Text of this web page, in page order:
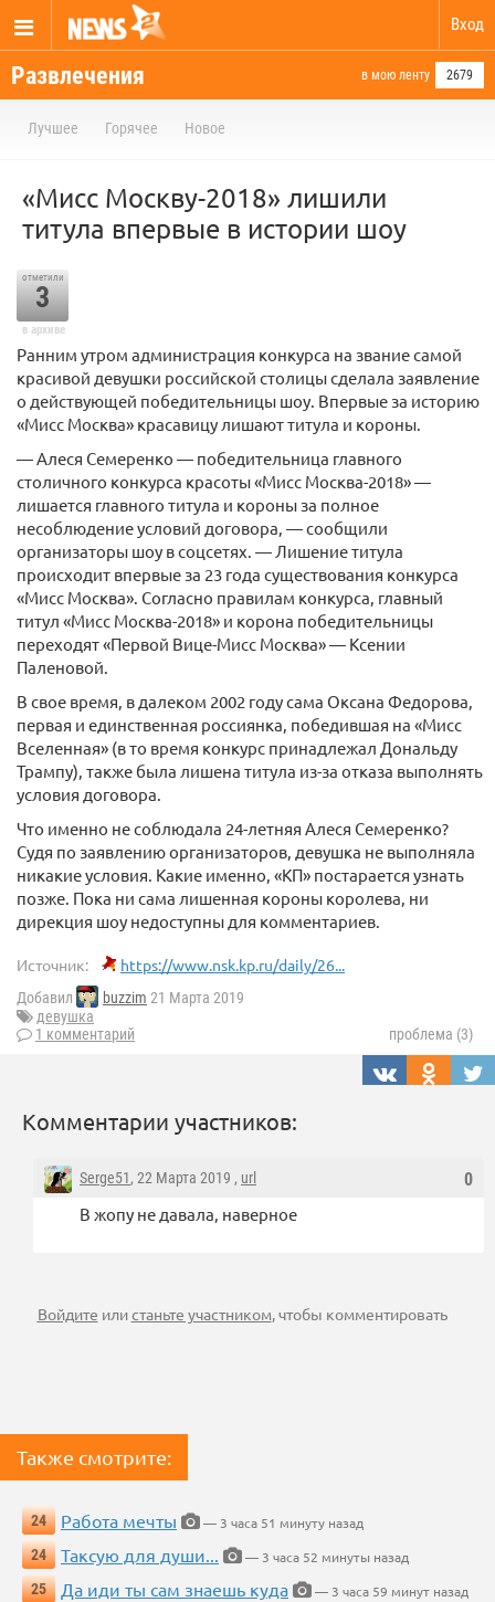
Вход
Развлечения в мою ленту 2679
Лучшее Горячее Новое
«Мисс Москву-2018» лишили
титула впервые в истории шоу
отметили
3
в архиве
Ранним утром администрация конкурса на звание самой
красивой девушки российской столицы сделала заявление
о действующей победительницы шоу. Впервые за историю
«Мисс Москва» красавицу лишают титула и короны.
— Алеся Семеренко — победительница главного
столичного конкурса красоты «Мисс Москва-2018» —
лишается главного титула и короны за полное
несоблюдение условий договора, — сообщили
организаторы шоу в соцсетях. — Лишение титула
происходит впервые за 23 года существования конкурса
«Мисс Москва». Согласно правилам конкурса, главный
титул «Мисс Москва-2018» и корона победительницы
переходят «Первой Вице-Мисс Москва» — Ксении
Паленовой.
В свое время, в далеком 2002 году сама Оксана Федорова,
первая и единственная россиянка, победившая на «Мисс
Вселенная» (в то время конкурс принадлежал Дональду
Трампу), также была лишена титула из-за отказа выполнять
условия договора.
Что именно не соблюдала 24-летняя Алеся Семеренко?
Судя по заявлению организаторов, девушка не выполняла
никакие условия. Какие именно, «КП» постарается узнать
позже. Пока ни сама лишенная короны королева, ни
дирекция шоу недоступны для комментариев.
Источник: https://www.nsk.kp.ru/daily/26...
Добавил buzzim 21 Марта 2019
девушка
1 комментарий
проблема (3)
Комментарии участников:
0
Serge51, 22 Марта 2019 , url
В жопу не давала, наверное
Войдите илистаньте участником, чтобы комментировать
Также смотрите:
24 Работа мечты
— 3 часа 51 минуту назад
24
Таксую для души...
— 3 часа 52 минуты назад
25
Да иди ты сам знаешь куда
— 3 часа 59 минут назад